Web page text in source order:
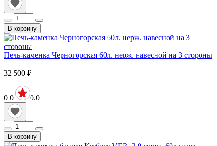
В корзину
Печь-каменка Черногорская 60л. нерж. навесной на 3 стороны
32 500 ₽
0 0 0.0
В корзину